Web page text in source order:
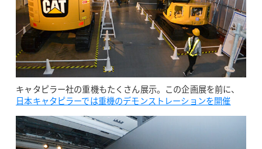
キャタピラー社の重機もたくさん展示。この企画展を前に、
日本キャタピラーでは重機のデモンストレーションを開催